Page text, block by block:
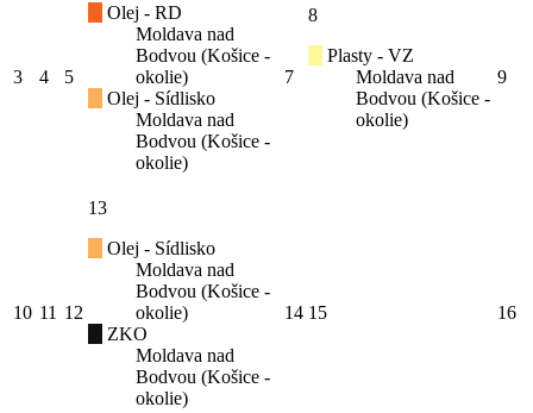
3 4 5
Olej - RD
Moldava nad
Bodvou (Košice -
okolie)
Olej - Sídlisko
Moldava nad
Bodvou (Košice -
okolie)
7
8
Plasty - VZ
Moldava nad
Bodvou (Košice -
okolie)
9
10 11 12
13
Olej - Sídlisko
Moldava nad
Bodvou (Košice -
okolie)
ZKO
Moldava nad
Bodvou (Košice -
okolie)
14 15 16